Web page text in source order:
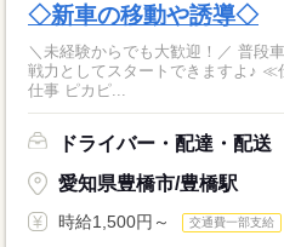
◇新車の移動や誘導◇
＼未経験からでも大歓迎！／ 普段車に乗り慣れている方は すぐに即
戦力としてスタートできますよ♪ ≪仕事内容≫ 新車を移動させるお
仕事 ピカピ...
ドライバー・配達・配送
愛知県豊橋市/豊橋駅
時給1,500円～ 交通費一部支給